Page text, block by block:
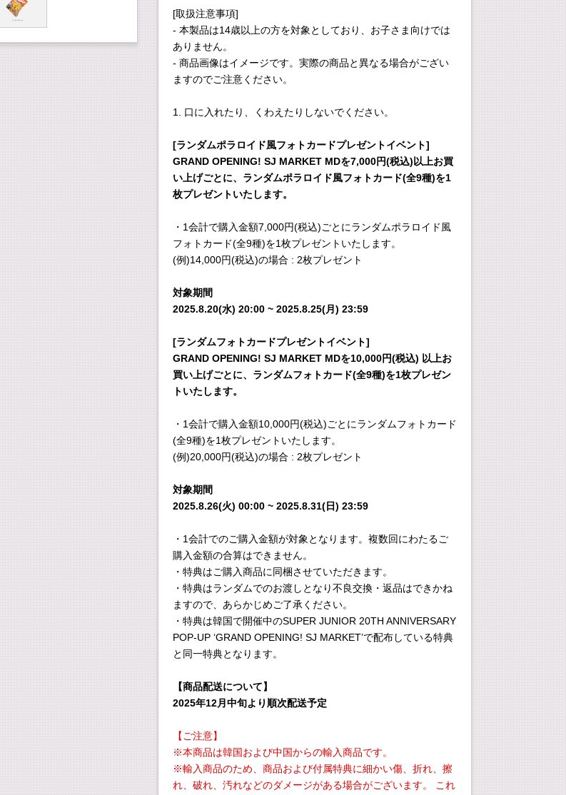
[取扱注意事項]
- 本製品は14歳以上の方を対象としており、お子さま向けでは
ありません。
- 商品画像はイメージです。実際の商品と異なる場合がござい
ますのでご注意ください。
1. 口に入れたり、くわえたりしないでください。
[ランダムポラロイド風フォトカードプレゼントイベント]
GRAND OPENING! SJ MARKET MDを7,000円(税込)以上お買
い上げごとに、ランダムポラロイド風フォトカード(全9種)を1
枚プレゼントいたします。
・1会計で購入金額7,000円(税込)ごとにランダムポラロイド風
フォトカード(全9種)を1枚プレゼントいたします。
(例)14,000円(税込)の場合 : 2枚プレゼント
対象期間
2025.8.20(水) 20:00 ~ 2025.8.25(月) 23:59
[ランダムフォトカードプレゼントイベント]
GRAND OPENING! SJ MARKET MDを10,000円(税込) 以上お
買い上げごとに、ランダムフォトカード(全9種)を1枚プレゼン
トいたします。
・1会計で購入金額10,000円(税込)ごとにランダムフォトカード
(全9種)を1枚プレゼントいたします。
(例)20,000円(税込)の場合 : 2枚プレゼント
対象期間
2025.8.26(火) 00:00 ~ 2025.8.31(日) 23:59
・1会計でのご購入金額が対象となります。複数回にわたるご
購入金額の合算はできません。
・特典はご購入商品に同梱させていただきます。
・特典はランダムでのお渡しとなり不良交換・返品はできかね
ますので、あらかじめご了承ください。
・特典は韓国で開催中のSUPER JUNIOR 20TH ANNIVERSARY
POP-UP ‘GRAND OPENING! SJ MARKET’で配布している特典
と同一特典となります。
【商品配送について】
2025年12月中旬より順次配送予定
【ご注意】
※本商品は韓国および中国からの輸入商品です。
※輸入商品のため、商品および付属特典に細かい傷、折れ、擦
れ、破れ、汚れなどのダメージがある場合がございます。 これ